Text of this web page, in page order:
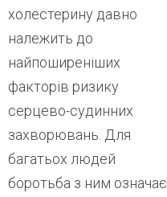
холестерину давно
належить до
найпоширеніших
факторів ризику
серцево-судинних
захворювань. Для
багатьох людей
боротьба з ним означає